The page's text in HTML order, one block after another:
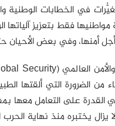
في الخطابات
فقط بتعزيز آلياتها
أمنها، وفي بعض الأحيان
من الضرورة التي ألقتها
على التعامل معها
يزال يختبره منذ نهاية